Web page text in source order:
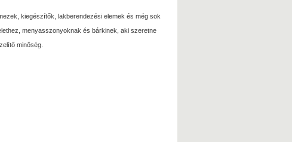
kiegészítők, lakberendezési elemek és még sok
menyasszonyoknak és bárkinek, aki szeretne
minőség.